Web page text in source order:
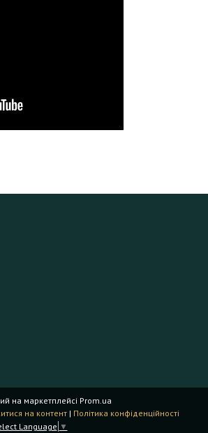
на маркетплейсі Prom.ua
на контент | Політика конфіденційності
Language ▼